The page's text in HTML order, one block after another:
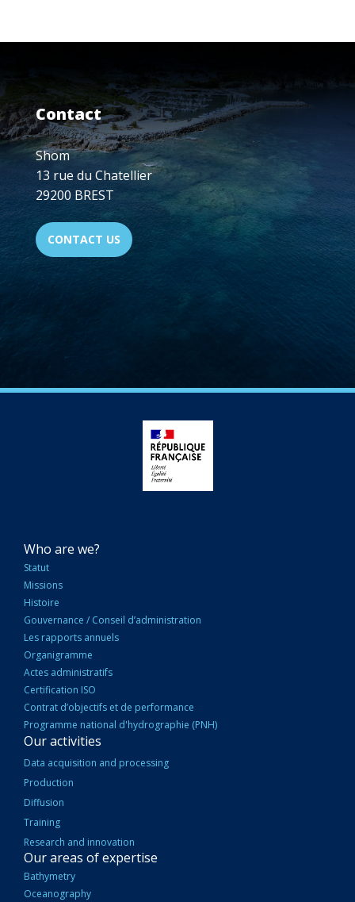
Contact
Shom
13 rue du Chatellier
29200 BREST
CONTACT US
NAVIGATION
PRINCIPALE
Who are we?
Statut
Missions
Histoire
Gouvernance / Conseil d’administration
Les rapports annuels
Organigramme
Actes administratifs
Certification ISO
Contrat d’objectifs et de performance
Programme national d'hydrographie (PNH)
Our activities
Data acquisition and processing
Production
Diffusion
Training
Research and innovation
Our areas of expertise
Bathymetry
Oceanography